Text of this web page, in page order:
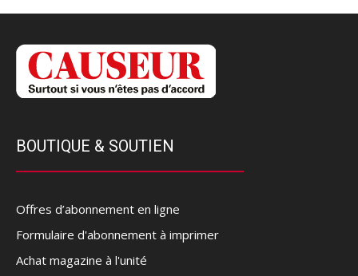
BOUTIQUE & SOUTIEN
Offres d’abonnement en ligne
Formulaire d'abonnement à imprimer
Achat magazine à l'unité